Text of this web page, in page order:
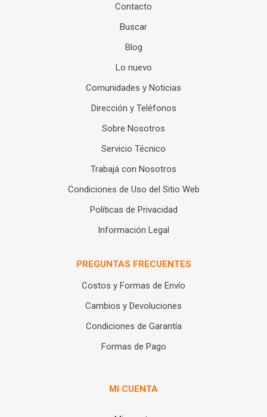
Contacto
Buscar
Blog
Lo nuevo
Comunidades y Noticias
Dirección y Teléfonos
Sobre Nosotros
Servicio Técnico
Trabajá con Nosotros
Condiciones de Uso del Sitio Web
Políticas de Privacidad
Información Legal
PREGUNTAS FRECUENTES
Costos y Formas de Envío
Cambios y Devoluciones
Condiciones de Garantía
Formas de Pago
MI CUENTA